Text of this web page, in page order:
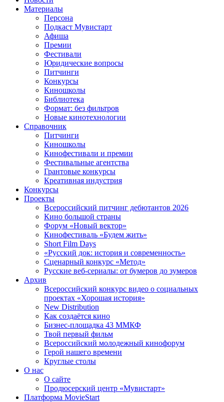
Материалы
Персона
Подкаст Мувистарт
Афиша
Премии
Фестивали
Юридические вопросы
Питчинги
Конкурсы
Киношколы
Библиотека
Формат: без фильтров
Новые кинотехнологии
Справочник
Питчинги
Киношколы
Кинофестивали и премии
Фестивальные агентства
Грантовые конкурсы
Креативная индустрия
Конкурсы
Проекты
Всероссийский питчинг дебютантов 2026
Кино большой страны
Форум «Новый вектор»
Кинофестиваль «Будем жить»
Short Film Days
«Русский док: история и современность»
Сценарный конкурс «Метод»
Русские веб-сериалы: от бумеров до зумеров
Архив
Всероссийский конкурс видео о социальных
проектах «Хорошая история»
New Distribution
Как создаётся кино
Бизнес-площадка 43 ММКФ
Твой первый фильм
Всероссийский молодежный кинофорум
Герой нашего времени
Круглые столы
О нас
О сайте
Продюсерский центр «Мувистарт»
Платформа MovieStart